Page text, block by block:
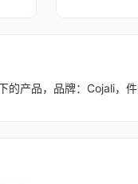
的产品，品牌：Cojali，